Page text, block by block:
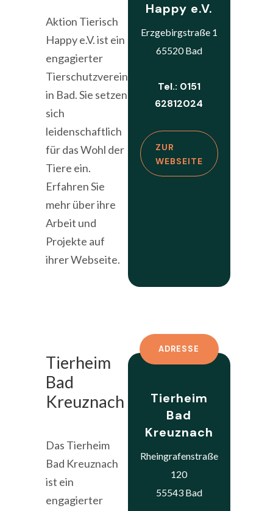
Aktion Tierisch
Happy e.V. ist ein
engagierter
Tierschutzverein
in Bad. Sie setzen
sich
leidenschaftlich
für das Wohl der
Tiere ein.
Erfahren Sie
mehr über ihre
Arbeit und
Projekte auf
ihrer Webseite.
Happy e.V.
Erzgebirgstraße 1
65520 Bad
Tel.: 0151
62812024
ZUR
WEBSEITE
Tierheim
Bad
Kreuznach
Das Tierheim
Bad Kreuznach
ist ein
engagierter
ADRESSE
Tierheim
Bad
Kreuznach
Rheingrafenstraße
120
55543 Bad